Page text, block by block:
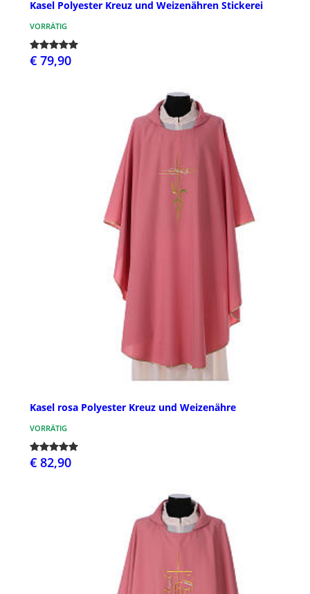
Kasel Polyester Kreuz und Weizenähren Stickerei
VORRÄTIG
€ 79,90
Kasel rosa Polyester Kreuz und Weizenähre
VORRÄTIG
€ 82,90